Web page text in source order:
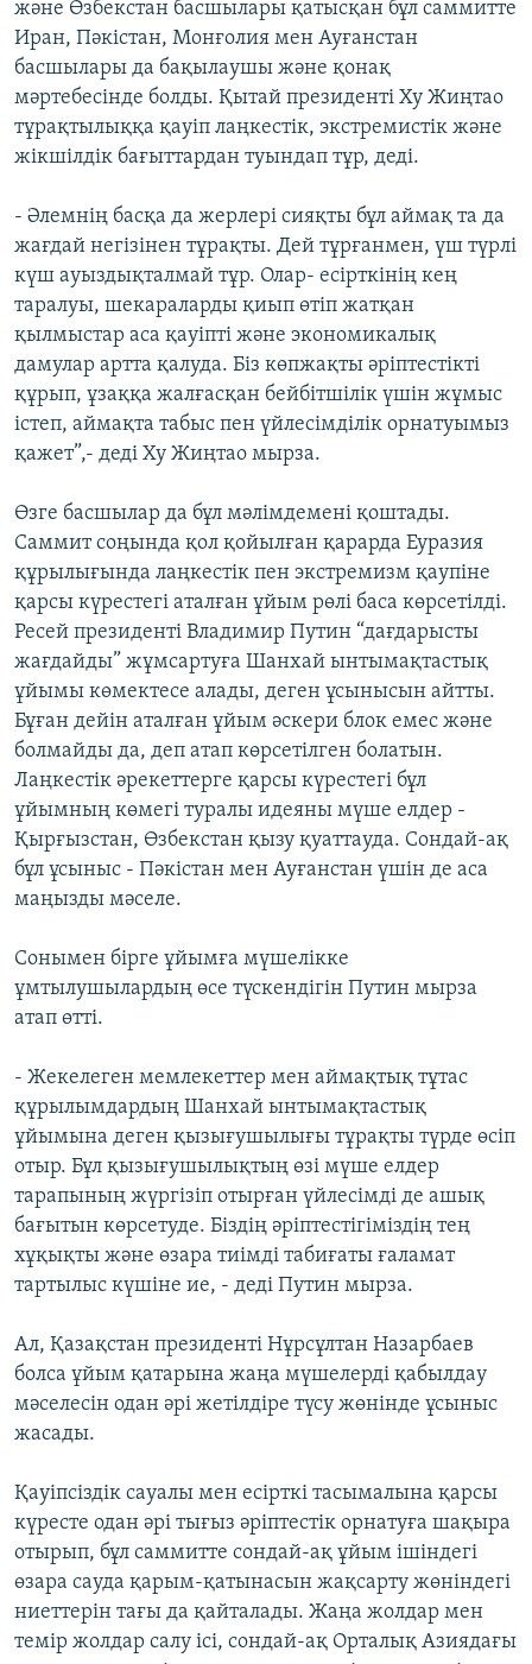
және Өзбекстан басшылары қатысқан бұл саммитте
Иран, Пәкістан, Монғолия мен Ауғанстан
басшылары да бақылаушы және қонақ
мәртебесінде болды. Қытай президенті Ху Жиңтао
тұрақтылыққа қауіп лаңкестік, экстремистік және
жікшілдік бағыттардан туындап тұр, деді.
- Әлемнің басқа да жерлері сияқты бұл аймақ та да
жағдай негізінен тұрақты. Дей тұрғанмен, үш түрлі
күш ауыздықталмай тұр. Олар- есірткінің кең
таралуы, шекараларды қиып өтіп жатқан
қылмыстар аса қауіпті және экономикалық
дамулар артта қалуда. Біз көпжақты әріптестікті
құрып, ұзаққа жалғасқан бейбітшілік үшін жұмыс
істеп, аймақта табыс пен үйлесімділік орнатуымыз
қажет”,- деді Ху Жиңтао мырза.
Өзге басшылар да бұл мәлімдемені қоштады.
Саммит соңында қол қойылған қарарда Еуразия
құрылығында лаңкестік пен экстремизм қаупіне
қарсы күрестегі аталған ұйым рөлі баса көрсетілді.
Ресей президенті Владимир Путин “дағдарысты
жағдайды” жұмсартуға Шанхай ынтымақтастық
ұйымы көмектесе алады, деген ұсынысын айтты.
Бұған дейін аталған ұйым әскери блок емес және
болмайды да, деп атап көрсетілген болатын.
Лаңкестік әрекеттерге қарсы күрестегі бұл
ұйымның көмегі туралы идеяны мүше елдер -
Қырғызстан, Өзбекстан қызу қуаттауда. Сондай-ақ
бұл ұсыныс - Пәкістан мен Ауғанстан үшін де аса
маңызды мәселе.
Сонымен бірге ұйымға мүшелікке
ұмтылушылардың өсе түскендігін Путин мырза
атап өтті.
- Жекелеген мемлекеттер мен аймақтық тұтас
құрылымдардың Шанхай ынтымақтастық
ұйымына деген қызығушылығы тұрақты түрде өсіп
отыр. Бұл қызығушылықтың өзі мүше елдер
тарапының жүргізіп отырған үйлесімді де ашық
бағытын көрсетуде. Біздің әріптестігіміздің тең
хұқықты және өзара тиімді табиғаты ғаламат
тартылыс күшіне ие, - деді Путин мырза.
Ал, Қазақстан президенті Нұрсұлтан Назарбаев
болса ұйым қатарына жаңа мүшелерді қабылдау
мәселесін одан әрі жетілдіре түсу жөнінде ұсыныс
жасады.
Қауіпсіздік сауалы мен есірткі тасымалына қарсы
күресте одан әрі тығыз әріптестік орнатуға шақыра
отырып, бұл саммитте сондай-ақ ұйым ішіндегі
өзара сауда қарым-қатынасын жақсарту жөніндегі
ниеттерін тағы да қайталады. Жаңа жолдар мен
темір жолдар салу ісі, сондай-ақ Орталық Азиядағы